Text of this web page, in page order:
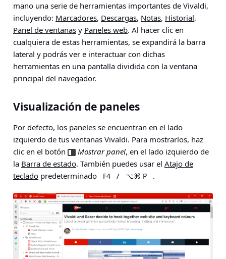
mano una serie de herramientas importantes de Vivaldi,
incluyendo: Marcadores, Descargas, Notas, Historial,
Panel de ventanas y Paneles web. Al hacer clic en
cualquiera de estas herramientas, se expandirá la barra
lateral y podrás ver e interactuar con dichas
herramientas en una pantalla dividida con la ventana
principal del navegador.
Visualización de paneles
Por defecto, los paneles se encuentran en el lado
izquierdo de tus ventanas Vivaldi. Para mostrarlos, haz
clic en el botón
Mostrar panel, en el lado izquierdo de
la Barra de estado. También puedes usar el Atajo de
teclado predeterminado F4 / ⌥⌘ P .